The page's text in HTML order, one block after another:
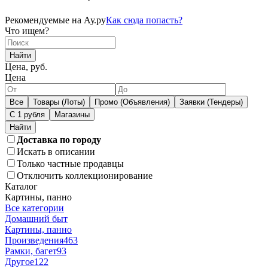
Рекомендуемые на Ау.руКак сюда попасть?
Что ищем?
Найти
Цена, руб.
Цена
Все Товары (Лоты) Промо (Объявления)
Заявки (Тендеры)
С 1 рубля
Магазины
Доставка по городу
Искать в описании
Только частные продавцы
Отключить коллекционирование
Каталог
Картины, панно
Все категории
Домашний быт
Картины, панно
Произведения463
Рамки, багет93
Другое122